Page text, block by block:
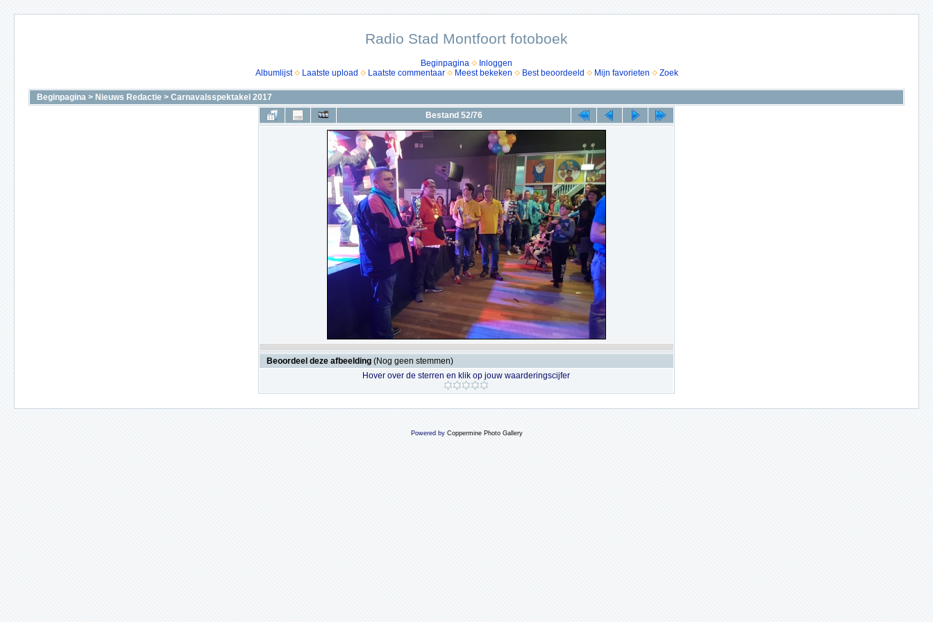
Radio Stad Montfoort fotoboek
Beginpagina
Inloggen
Albumlijst
Laatste upload Laatste commentaar Meest bekeken Best beoordeeld Mijn favorieten Zoek
Beginpagina > Nieuws Redactie > Carnavalsspektakel 2017
Bestand 52/76
Beoordeel deze afbeelding (Nog geen stemmen)
Hover over de sterren en klik op jouw waarderingscijfer
Powered by Coppermine Photo Gallery